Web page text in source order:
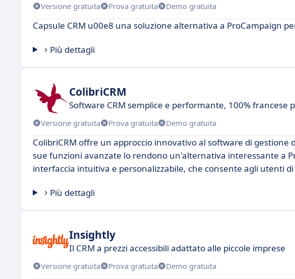
Versione gratuita Prova gratuita Demo gratuita
Capsule CRM u00e8 una soluzione alternativa a ProCampaign
Più dettagli
ColibriCRM
Software CRM semplice e performante, 100% francese
Versione gratuita Prova gratuita Demo gratuita
ColibriCRM offre un approccio innovativo al software di gestione
sue funzioni avanzate lo rendono un'alternativa interessante a
interfaccia intuitiva e personalizzabile, che consente agli utenti
Più dettagli
Insightly
Il CRM a prezzi accessibili adattato alle piccole imprese
Versione gratuita Prova gratuita Demo gratuita